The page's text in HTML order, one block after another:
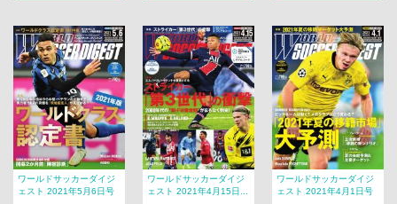
ワールドサッカーダイジ
ェスト 2021年5月6日号
ワールドサッカーダイジ
ェスト 2021年4月15日...
ワールドサッカーダイジ
ェスト 2021年4月1日号